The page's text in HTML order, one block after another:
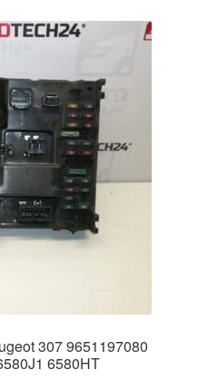
307 9651197080
6580HT